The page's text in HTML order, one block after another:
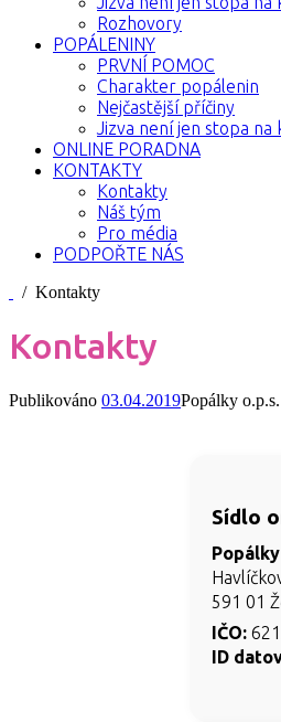
Rozhovory
POPÁLENINY
PRVNÍ POMOC
Charakter popálenin
Nejčastější příčiny
Jizva není jen stopa na
ONLINE PORADNA
KONTAKTY
Kontakty
Náš tým
Pro média
PODPOŘTE NÁS
/ Kontakty
Kontakty
Publikováno 03.04.2019Popálky o.p.s.
Sídlo
591 01
IČO:
ID